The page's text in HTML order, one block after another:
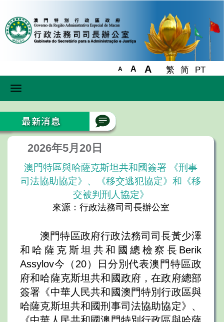
A A A 繁 简 PT
Toggle
2026年5月20日
澳門特區與哈薩克斯坦共和國簽署 《刑事
司法協助協定》、《移交逃犯協定》和《移
交被判刑人協定》
來源：行政法務司司長辦公室
澳門特區政府行政法務司司長黃少澤
和哈薩克斯坦共和國總檢察長Berik
Assylov今（20）日分別代表澳門特區政
府和哈薩克斯坦共和國政府，在政府總部
簽署《中華人民共和國澳門特別行政區與
哈薩克斯坦共和國刑事司法協助協定》、